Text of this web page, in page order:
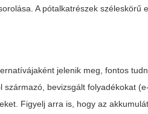
A pótalkatrészek széleskörű
jelenik meg, fontos
bevizsgált folyadékokat
Figyelj arra is, hogy az